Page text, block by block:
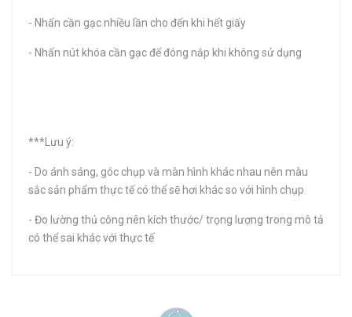
- Nhấn cần gạc nhiều lần cho đến khi hết giấy
- Nhấn nút khóa cần gạc để đóng nắp khi không sử dụng
***Lưu ý:
- Do ánh sáng, góc chụp và màn hình khác nhau nên màu
sắc sản phẩm thực tế có thể sẽ hơi khác so với hình chụp
- Đo lường thủ công nên kích thước/ trọng lượng trong mô tả
có thể sai khác với thực tế